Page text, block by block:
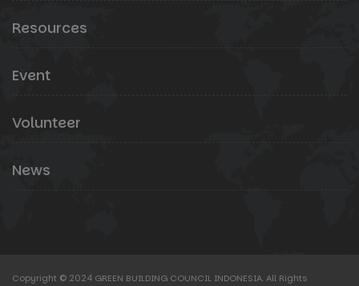
Resources
Event
Volunteer
News
Copyright © 2024 GREEN BUILDING COUNCIL INDONESIA. All Rights